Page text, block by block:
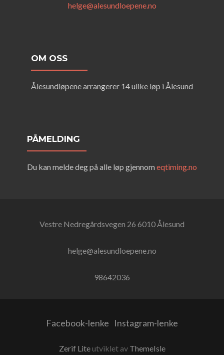
helge@alesundloepene.no
OM OSS
Ålesundløpene arrangerer 14 ulike løp i Ålesund
PÅMELDING
Du kan melde deg på alle løp gjennom eqtiming.no
Vestre Nedregårdsvegen 26 6010 Ålesund
helge@alesundloepene.no
98642036
Facebook-lenke Instagram-lenke
Zerif Liteutviklet av ThemeIsle